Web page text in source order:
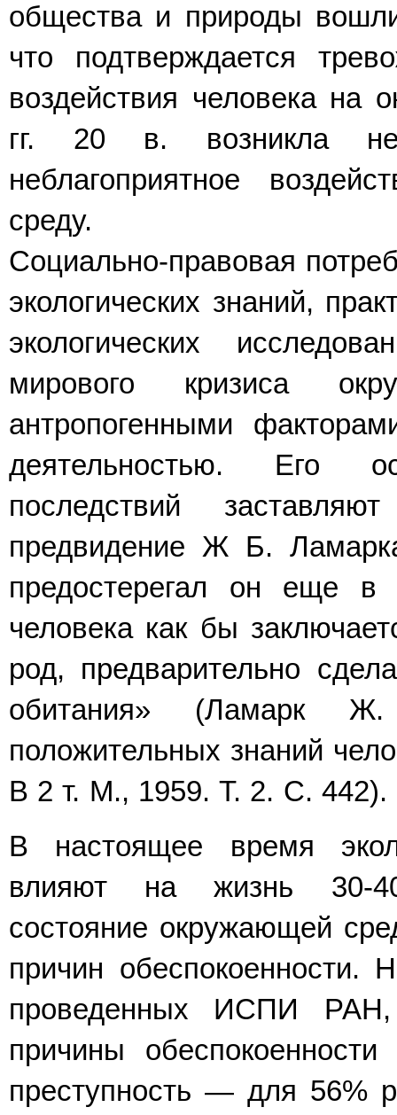
общества и природы
что подтверждается
воздействия человека на
гг. 20 в. возникла
неблагоприятное
среду.
Социально-правовая
экологических знаний,
экологических
мирового кризиса
антропогенными
деятельностью. Его
последствий
предвидение Ж Б.
предостерегал он еще в
человека как бы
род, предварительно
обитания» (Ламарк
положительных знаний
В 2 т. М., 1959. Т. 2. С. 442).
В настоящее время
влияют на жизнь 30-
состояние окружающей
причин обеспокоенности.
проведенных ИСПИ
причины
преступность — для 56%